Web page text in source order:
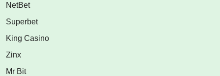
NetBet
Superbet
King Casino
Zinx
Mr Bit